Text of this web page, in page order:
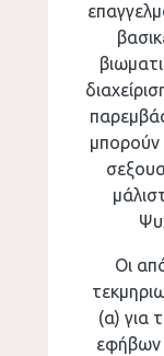
μπορούν
Οι
(α) για
εφήβων